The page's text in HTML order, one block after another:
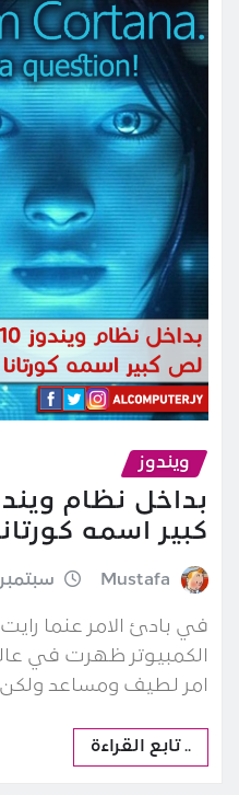
ويندوز
كبير اسمه
Mustafa سبتمبر 9, 2016
في بادئ الامر عنما
الكمبيوتر ظهرت في
امر لطيف ومساعد
.. تابع القراءة